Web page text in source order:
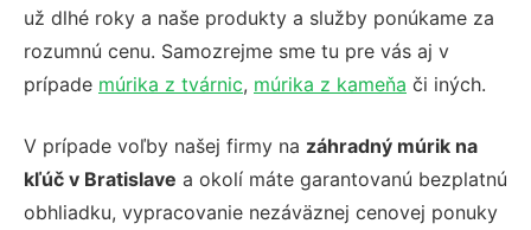
už dlhé roky a naše produkty a služby ponúkame za
rozumnú cenu. Samozrejme sme tu pre vás aj v
prípade múrika z tvárnic, múrika z kameňa či iných.
V prípade voľby našej firmy na záhradný múrik na
kľúč v Bratislave a okolí máte garantovanú bezplatnú
obhliadku, vypracovanie nezáväznej cenovej ponuky